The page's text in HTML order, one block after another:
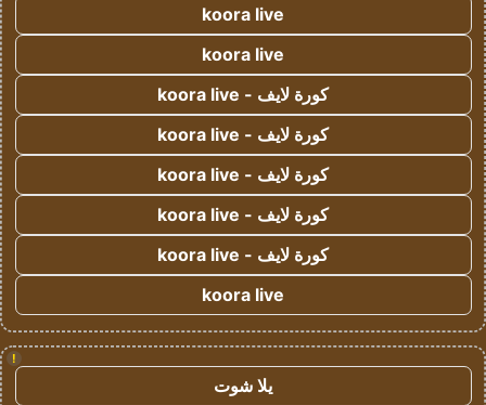
koora live
koora live
كورة لايف - koora live
كورة لايف - koora live
كورة لايف - koora live
كورة لايف - koora live
كورة لايف - koora live
koora live
!
يلا شوت